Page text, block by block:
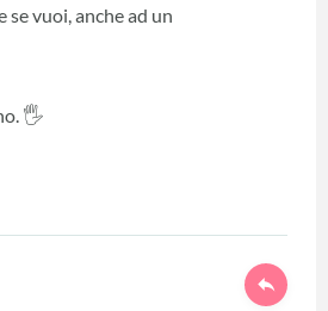
vuoi, anche ad un
🖐️